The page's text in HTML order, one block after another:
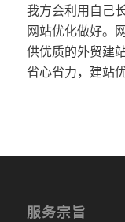
我方会利用自己
网站优化做好。
供优质的外贸建
省心省力，建站
服务宗旨